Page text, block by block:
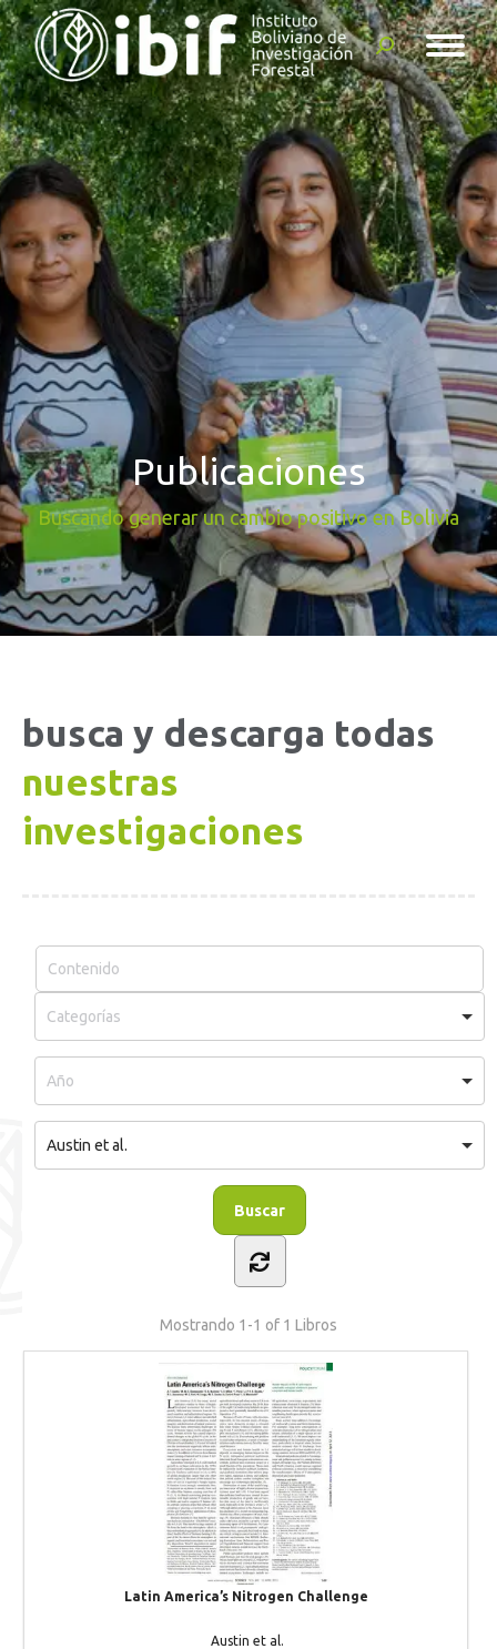
Buscar:
Publicaciones
Buscando generar un cambio positivo en Bolivia
busca y descarga todas
nuestras
investigaciones
Austin et al.
Mostrando 1-1 of 1 Libros
Latin America’s Nitrogen Challenge
Austin et al.